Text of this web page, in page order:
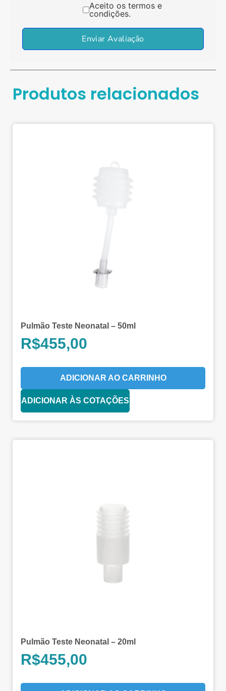
Aceito os termos e
condições.
Enviar Avaliação
Produtos relacionados
Pulmão Teste Neonatal – 50ml
R$455,00
ADICIONAR AO CARRINHO
ADICIONAR ÀS COTAÇÕES
Pulmão Teste Neonatal – 20ml
R$455,00